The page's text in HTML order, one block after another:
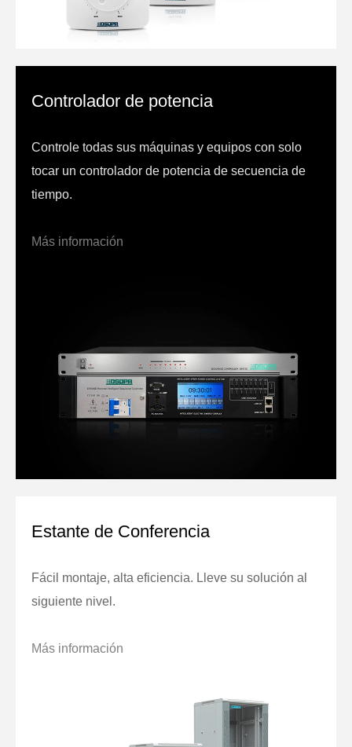
Controlador de potencia
Controle todas sus máquinas y equipos con solo
tocar un controlador de potencia de secuencia de
tiempo.
Más información
Estante de Conferencia
Fácil montaje, alta eficiencia. Lleve su solución al
siguiente nivel.
Más información